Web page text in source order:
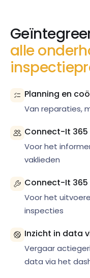
alle
Planning en
Van reparaties,
Connect-It 365
Voor het
vaklieden
Connect-It
Voor het
inspecties
Inzicht in data
Vergaar
data via het